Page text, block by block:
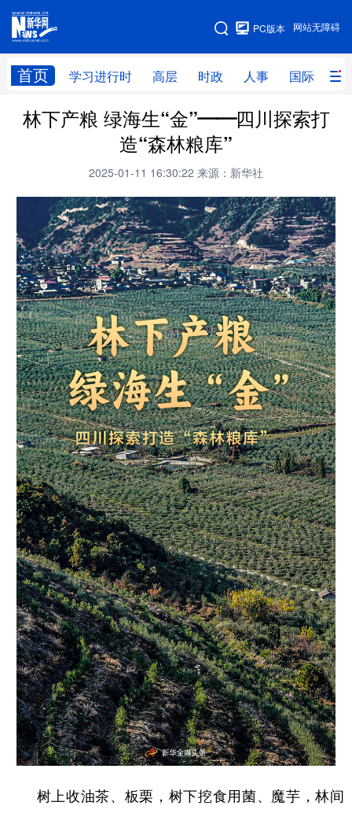
网站无障碍
PC版本
首页 学习进行时 高层 时政 人事 国际 财
网站地图
学习进行时 高层 时政 人事
财经 网评
科技 科创 量子 体育
文化 书画 健康 军事
访谈 视频 图片 政务
法律 中央文件 金融 汽车
食品 人居 信息化 数字经济
学术中国 乡村振兴 银龄 溯源中国
城市 旅游 能源 会展
彩票 娱乐 时尚 悦读
公益 一带一路 亚太网 上市公司
文化产业
地方频道
北京 天津 河北 山西
辽宁 吉林 上海 江苏
浙江 安徽 福建 江西
山东 河南 湖北 湖南
广东 广西 海南 重庆
陕西 甘肃 青海 宁夏
林下产粮 绿海生“金”——四川探索打
造“森林粮库”
2025-01-11 16:30:22 来源：新华社
树上收油茶、板栗，树下挖食用菌、魔芋，林间